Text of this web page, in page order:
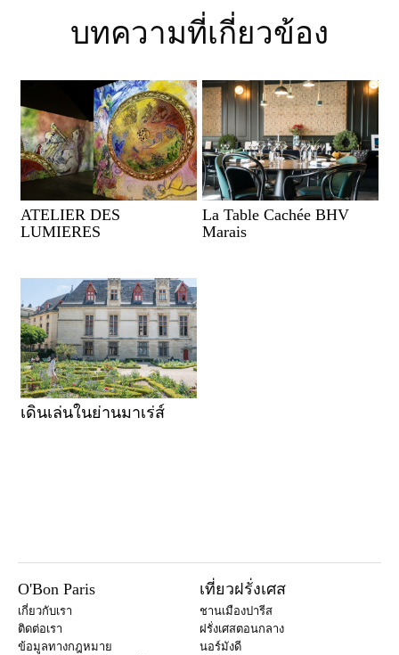
บทความที่เกี่ยวข้อง
ATELIER DES
LUMIERES
La Table Cachée BHV
Marais
เดินเล่นในย่านมาเร่ส์
O'Bon Paris
เกี่ยวกับเรา
ติดต่อเรา
ข้อมูลทางกฎหมาย
เที่ยวฝรั่งเศส
ชานเมืองปารีส
ฝรั่งเศสตอนกลาง
นอร์มังดี